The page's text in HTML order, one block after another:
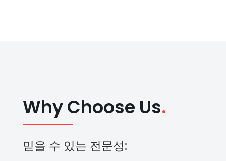
Why Choose Us.
믿을 수 있는 전문성: